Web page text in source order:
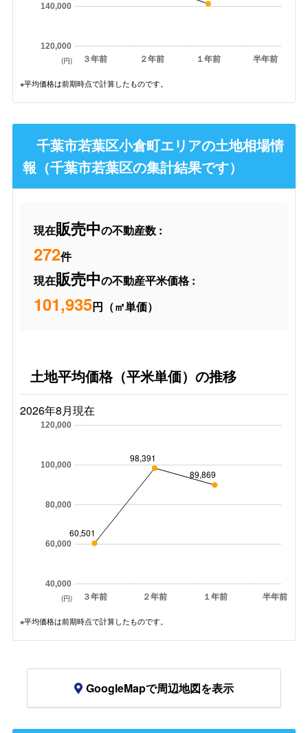
３年前 ２年前 １年前 半年前
120,000
140,000
(円)
※平均価格は前期時点で計算したものです。
千葉市若葉区小倉町エリアの土地相場情
報（千葉市若葉区の集計結果です）
現在販売中の不動産数 :
272件
現在販売中の不動産平米価格 :
101,935円（㎡単価）
土地平均価格（平米単価）の推移
2026年8月現在
３年前 ２年前 １年前 半年前
40,000
60,000
80,000
100,000
120,000
60,501
98,391
89,869
(円)
※平均価格は前期時点で計算したものです。
GoogleMapで周辺地図を表示